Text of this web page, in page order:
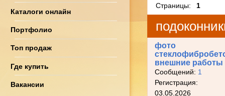
Каталоги онлайн
Портфолио
Топ продаж
Где купить
Вакансии
Страницы: 1
фото
внешние работы
Сообщений: 1
Регистрация:
03.05.2026